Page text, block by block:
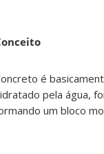
é
pela água,
um bloco